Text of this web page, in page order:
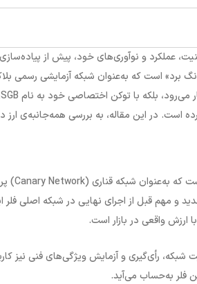
عملکرد و نوآوری‌های خود، پیش از
برد» است که به‌عنوان شبکه آزمایشی رسمی
می‌رود، بلکه با توکن اختصاصی خود به نام
است. در این مقاله، به بررسی همه‌جانبه‌ی ارز
که به‌عنوان شبکه قناری (Canary Network)
ویژگی‌های جدید و مهم قبل از اجرای نهایی در شبکه
با ارزش واقعی در بازار است.
شبکه، رأی‌گیری و آزمایش ویژگی‌های فنی نیز
فلر به‌حساب می‌آید.